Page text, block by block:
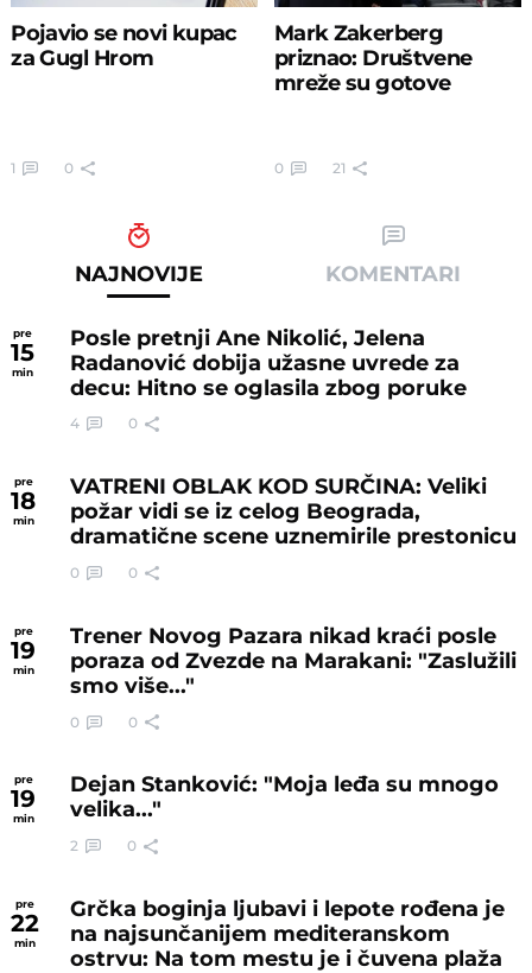
Pojavio se novi kupac
za Gugl Hrom
1 0
Mark Zakerberg
priznao: Društvene
mreže su gotove
0 21
NAJNOVIJE KOMENTARI
pre
15
min
Posle pretnji Ane Nikolić, Jelena
Radanović dobija užasne uvrede za
decu: Hitno se oglasila zbog poruke
4 0
pre
18
min
VATRENI OBLAK KOD SURČINA: Veliki
požar vidi se iz celog Beograda,
dramatične scene uznemirile prestonicu
0 0
pre
19
min
Trener Novog Pazara nikad kraći posle
poraza od Zvezde na Marakani: "Zaslužili
smo više..."
0 0
pre
19
min
Dejan Stanković: "Moja leđa su mnogo
velika..."
2 0
pre
22
min
Grčka boginja ljubavi i lepote rođena je
na najsunčanijem mediteranskom
ostrvu: Na tom mestu je i čuvena plaža